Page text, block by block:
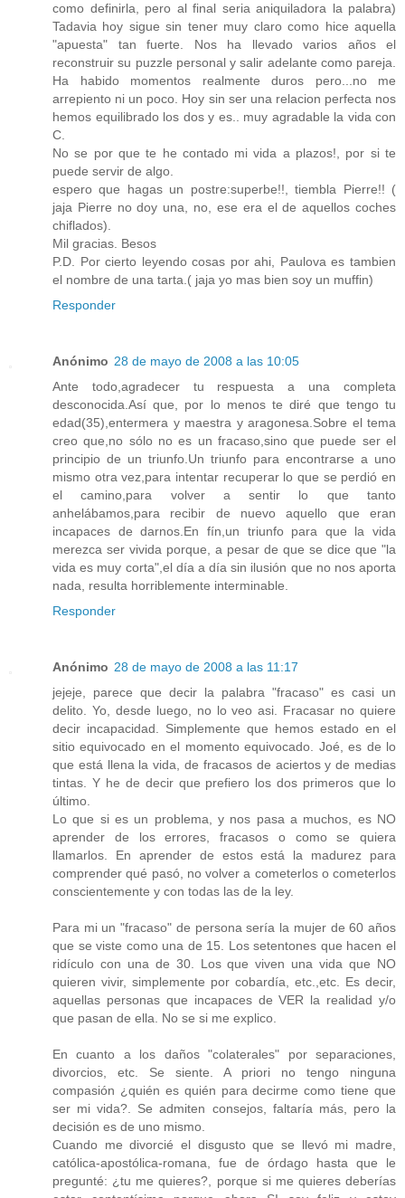
como definirla, pero al final seria aniquiladora la palabra)
Tadavia hoy sigue sin tener muy claro como hice aquella
"apuesta" tan fuerte. Nos ha llevado varios años el
reconstruir su puzzle personal y salir adelante como pareja.
Ha habido momentos realmente duros pero...no me
arrepiento ni un poco. Hoy sin ser una relacion perfecta nos
hemos equilibrado los dos y es.. muy agradable la vida con
C.
No se por que te he contado mi vida a plazos!, por si te
puede servir de algo.
espero que hagas un postre:superbe!!, tiembla Pierre!! (
jaja Pierre no doy una, no, ese era el de aquellos coches
chiflados).
Mil gracias. Besos
P.D. Por cierto leyendo cosas por ahi, Paulova es tambien
el nombre de una tarta.( jaja yo mas bien soy un muffin)
Responder
Anónimo 28 de mayo de 2008 a las 10:05
Ante todo,agradecer tu respuesta a una completa
desconocida.Así que, por lo menos te diré que tengo tu
edad(35),entermera y maestra y aragonesa.Sobre el tema
creo que,no sólo no es un fracaso,sino que puede ser el
principio de un triunfo.Un triunfo para encontrarse a uno
mismo otra vez,para intentar recuperar lo que se perdió en
el camino,para volver a sentir lo que tanto
anhelábamos,para recibir de nuevo aquello que eran
incapaces de darnos.En fín,un triunfo para que la vida
merezca ser vivida porque, a pesar de que se dice que "la
vida es muy corta",el día a día sin ilusión que no nos aporta
nada, resulta horriblemente interminable.
Responder
Anónimo 28 de mayo de 2008 a las 11:17
jejeje, parece que decir la palabra "fracaso" es casi un
delito. Yo, desde luego, no lo veo asi. Fracasar no quiere
decir incapacidad. Simplemente que hemos estado en el
sitio equivocado en el momento equivocado. Joé, es de lo
que está llena la vida, de fracasos de aciertos y de medias
tintas. Y he de decir que prefiero los dos primeros que lo
último.
Lo que si es un problema, y nos pasa a muchos, es NO
aprender de los errores, fracasos o como se quiera
llamarlos. En aprender de estos está la madurez para
comprender qué pasó, no volver a cometerlos o cometerlos
conscientemente y con todas las de la ley.
Para mi un "fracaso" de persona sería la mujer de 60 años
que se viste como una de 15. Los setentones que hacen el
ridículo con una de 30. Los que viven una vida que NO
quieren vivir, simplemente por cobardía, etc.,etc. Es decir,
aquellas personas que incapaces de VER la realidad y/o
que pasan de ella. No se si me explico.
En cuanto a los daños "colaterales" por separaciones,
divorcios, etc. Se siente. A priori no tengo ninguna
compasión ¿quién es quién para decirme como tiene que
ser mi vida?. Se admiten consejos, faltaría más, pero la
decisión es de uno mismo.
Cuando me divorcié el disgusto que se llevó mi madre,
católica-apostólica-romana, fue de órdago hasta que le
pregunté: ¿tu me quieres?, porque si me quieres deberías